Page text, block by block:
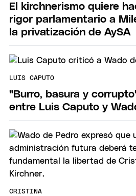
El kirchnerismo quiere
rigor parlamentario a
la privatización de AySA
LUIS CAPUTO
"Burro, basura y
entre Luis Caputo y
CRISTINA